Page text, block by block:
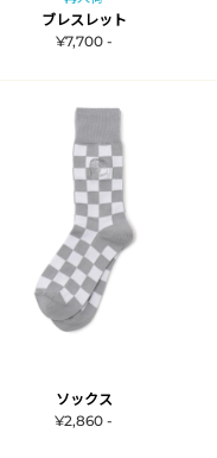
ブレスレット
¥7,700 -
ソックス
¥2,860 -